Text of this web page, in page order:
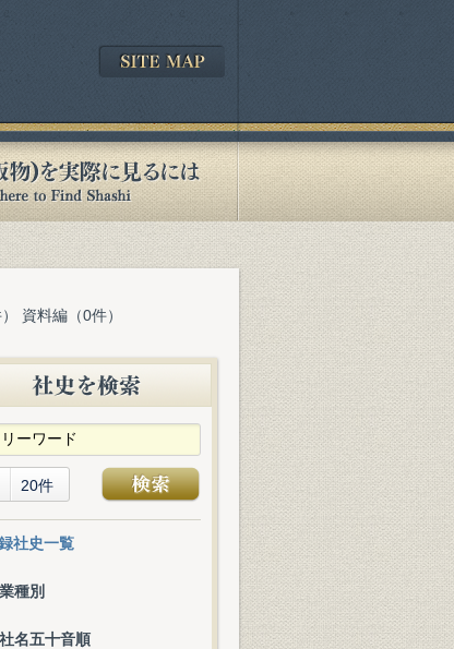
資料編（0件）
20件
社史一覧
業種別
社名五十音順